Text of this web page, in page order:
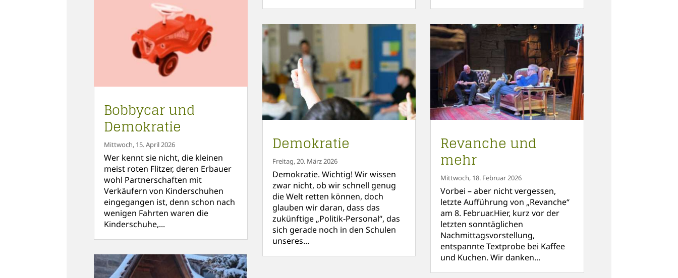
Bobbycar und
Demokratie
Mittwoch, 15. April 2026
Wer kennt sie nicht, die kleinen
meist roten Flitzer, deren Erbauer
wohl Partnerschaften mit
Verkäufern von Kinderschuhen
eingegangen ist, denn schon nach
wenigen Fahrten waren die
Kinderschuhe,...
Demokratie
Freitag, 20. März 2026
Demokratie. Wichtig! Wir wissen
zwar nicht, ob wir schnell genug
die Welt retten können, doch
glauben wir daran, dass das
zukünftige „Politik-Personal“, das
sich gerade noch in den Schulen
unseres...
Revanche und
mehr
Mittwoch, 18. Februar 2026
Vorbei – aber nicht vergessen,
letzte Aufführung von „Revanche“
am 8. Februar.Hier, kurz vor der
letzten sonntäglichen
Nachmittagsvorstellung,
entspannte Textprobe bei Kaffee
und Kuchen. Wir danken...